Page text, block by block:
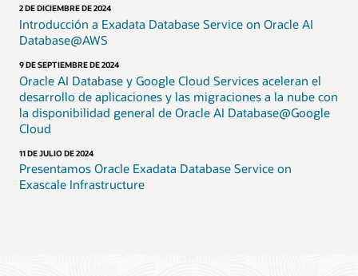
2 DE DICIEMBRE DE 2024
Introducción a Exadata Database Service on Oracle AI
Database@AWS
9 DE SEPTIEMBRE DE 2024
Oracle AI Database y Google Cloud Services aceleran el
desarrollo de aplicaciones y las migraciones a la nube con
la disponibilidad general de Oracle AI Database@Google
Cloud
11 DE JULIO DE 2024
Presentamos Oracle Exadata Database Service on
Exascale Infrastructure